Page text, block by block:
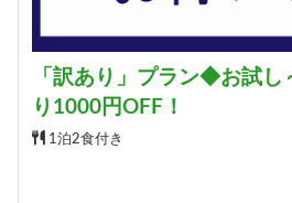
「訳あり」プラン◆お試し
り1000円OFF！
1泊2食付き